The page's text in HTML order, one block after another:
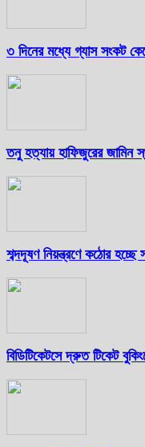
৩ দিনের মধ্যে গ্যাস সংকট
তনু হত্যায় হাফিজুরের জামিন
শব্দদূষণ নিয়ন্ত্রণে কঠোর হচ্ছে
বিডিটিকেটসে দ্রুত টিকেট